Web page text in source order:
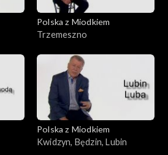
Polska z Miodkiem
Trzemeszno
Polska z Miodkiem
Kwidzyn, Będzin, Lubin